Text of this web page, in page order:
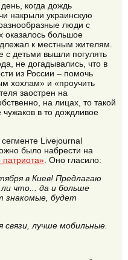
когда дождь
накрыли украинскую
люди с
большое
к местным жителям.
с детьми вышли погулять
не догадывались, что в
из России – помочь
хохлам» и «проучить
заострен на
на лицах, то такой
в то дождливое
Livejournal
было набрести на
патриота» . Оно гласило:
в Киев! Предлагаю
что... да и больше
знакомые, будет
лучше мобильные.